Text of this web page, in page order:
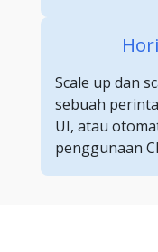
Scale up dan
sebuah
UI, atau
penggunaan